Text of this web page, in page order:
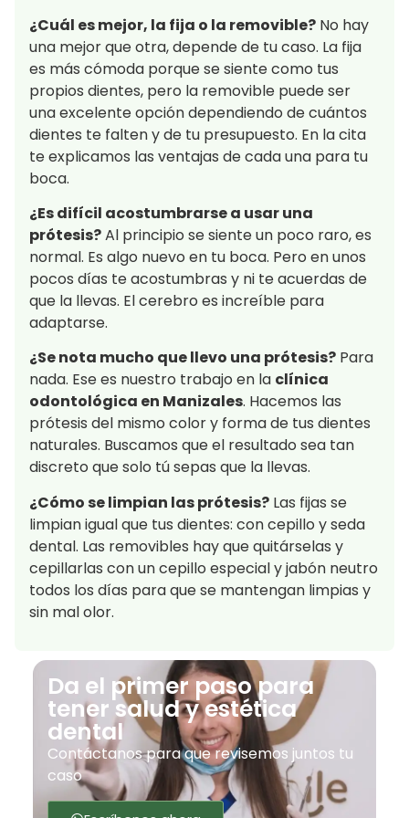
¿Cuál es mejor, la fija o la removible? No hay
una mejor que otra, depende de tu caso. La fija
es más cómoda porque se siente como tus
propios dientes, pero la removible puede ser
una excelente opción dependiendo de cuántos
dientes te falten y de tu presupuesto. En la cita
te explicamos las ventajas de cada una para tu
boca.
¿Es difícil acostumbrarse a usar una
prótesis?Al principio se siente un poco raro, es
normal. Es algo nuevo en tu boca. Pero en unos
pocos días te acostumbras y ni te acuerdas de
que la llevas. El cerebro es increíble para
adaptarse.
¿Se nota mucho que llevo una prótesis? Para
nada. Ese es nuestro trabajo en la clínica
odontológica en Manizales. Hacemos las
prótesis del mismo color y forma de tus dientes
naturales. Buscamos que el resultado sea tan
discreto que solo tú sepas que la llevas.
¿Cómo se limpian las prótesis? Las fijas se
limpian igual que tus dientes: con cepillo y seda
dental. Las removibles hay que quitárselas y
cepillarlas con un cepillo especial y jabón neutro
todos los días para que se mantengan limpias y
sin mal olor.
Da el primer paso para
tener salud y estética
dental
Contáctanos para que revisemos juntos tu
caso